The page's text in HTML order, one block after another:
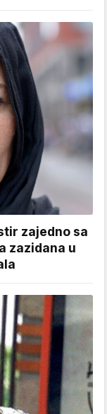
zajedno sa
zazidana u